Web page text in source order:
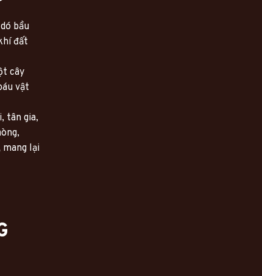
bầu
đất
cây
vật
tân gia,
lại